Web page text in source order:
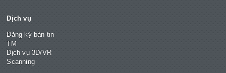
Dịch vụ
Đăng ký bản tin
TM
Dịch vụ 3D/VR
Scanning